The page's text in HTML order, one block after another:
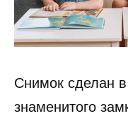
Снимок сделан
знаменитого